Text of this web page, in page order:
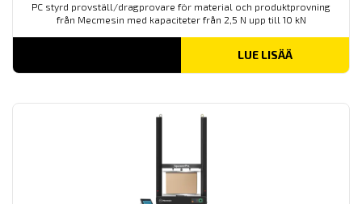
PC styrd provställ/dragprovare för material och produktprovning
från Mecmesin med kapaciteter från 2,5 N upp till 10 kN
LUE LISÄÄ